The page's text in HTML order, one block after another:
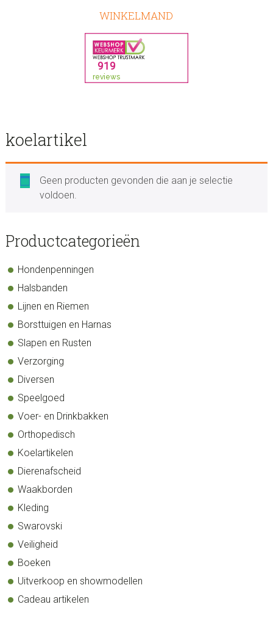
WINKELMAND
koelartikel
Geen producten gevonden die aan je selectie
voldoen.
sidebar
Store
Productcategorieën
Hondenpenningen
Halsbanden
Lijnen en Riemen
Borsttuigen en Harnas
Slapen en Rusten
Verzorging
Diversen
Speelgoed
Voer- en Drinkbakken
Orthopedisch
Koelartikelen
Dierenafscheid
Waakborden
Kleding
Swarovski
Veiligheid
Boeken
Uitverkoop en showmodellen
Cadeau artikelen